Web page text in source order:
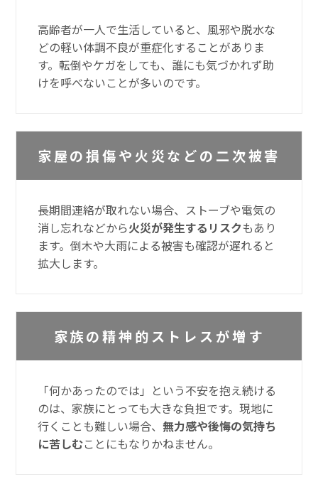
高齢者が一人で生活していると、風邪や脱水な
どの軽い体調不良が重症化することがありま
す。転倒やケガをしても、誰にも気づかれず助
けを呼べないことが多いのです。
家屋の損傷や火災などの二次被害
長期間連絡が取れない場合、ストーブや電気の
消し忘れなどから火災が発生するリスクもあり
ます。倒木や大雨による被害も確認が遅れると
拡大します。
家族の精神的ストレスが増す
「何かあったのでは」という不安を抱え続ける
のは、家族にとっても大きな負担です。現地に
行くことも難しい場合、無力感や後悔の気持ち
に苦しむことにもなりかねません。